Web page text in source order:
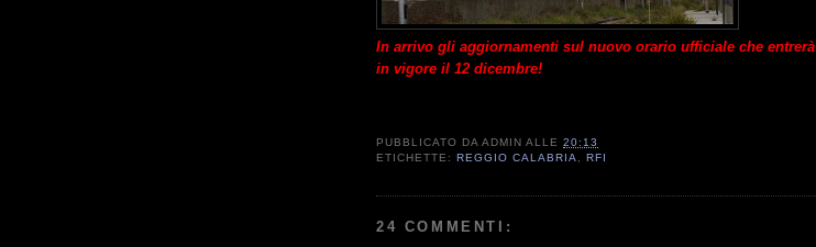
In arrivo gli aggiornamenti sul nuovo orario ufficiale che entrerà
in vigore il 12 dicembre!
PUBBLICATO DAADMIN ALLE20:13
ETICHETTE:REGGIO CALABRIA ,RFI
24 COMMENTI: